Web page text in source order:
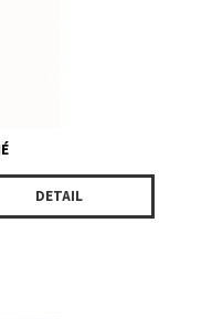
DETAIL